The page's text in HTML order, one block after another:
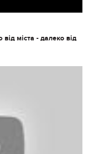
міста - далеко від